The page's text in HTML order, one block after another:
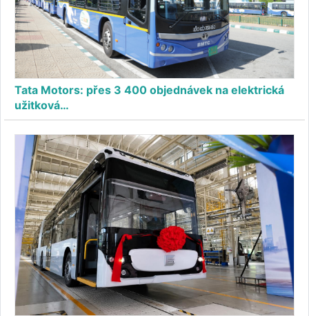
Tata Motors: přes 3 400 objednávek na elektrická
užitková…